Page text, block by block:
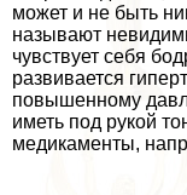
может и не быть
называют
чувствует себя
развивается
повышенному
иметь под рукой
медикаменты,